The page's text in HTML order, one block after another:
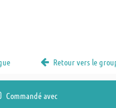
Retour vers le
Commandé avec